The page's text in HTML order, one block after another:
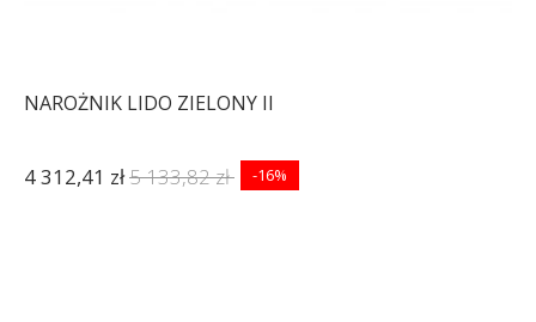
NAROŻNIK LIDO ZIELONY II
4 312,41 zł5 133,82 zł -16%